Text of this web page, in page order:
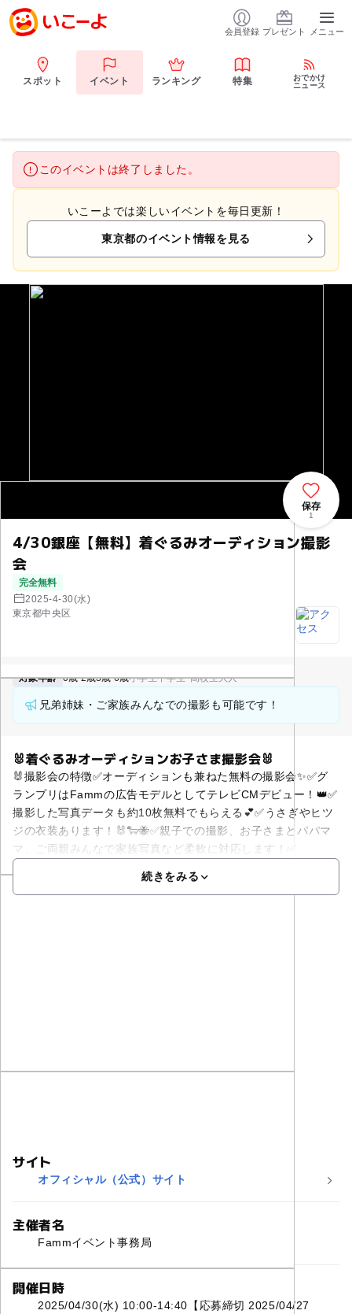
会員登録 プレゼント メニュー
スポット イベント ランキング 特集
おでかけ
ニュース
このイベントは終了しました。
いこーよでは楽しいイベントを毎日更新！
東京都のイベント情報を見る
4/30銀座【無料】着ぐるみオーディション撮影
会
完全無料
2025-4-30(水)
東京都中央区
保存
1
対象年齢 0歳-2歳3歳-6歳小学生中学生･高校生大人
兄弟姉妹・ご家族みんなでの撮影も可能です！
🐰着ぐるみオーディションお子さま撮影会🐰
🐰撮影会の特徴✅オーディションも兼ねた無料の撮影会✨✅グ
ランプリはFammの広告モデルとしてテレビCMデビュー！👑✅
撮影した写真データも約10枚無料でもらえる💕✅うさぎやヒツ
ジの衣装あります！🐰🐑🐝✅親子での撮影、お子さまとパパマ
マ、ご両親みんなで家族写真など柔軟に対応します！✅
続きをみる
サイト
オフィシャル（公式）サイト
主催者名
Fammイベント事務局
開催日時
2025/04/30(水) 10:00-14:40【応募締切 2025/04/27